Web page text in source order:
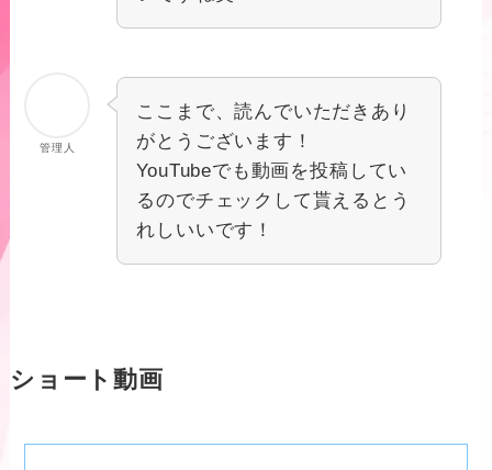
管理人
ここまで、読んでいただきあり
がとうございます！
YouTubeでも動画を投稿してい
るのでチェックして貰えるとう
れしいいです！
ショート動画